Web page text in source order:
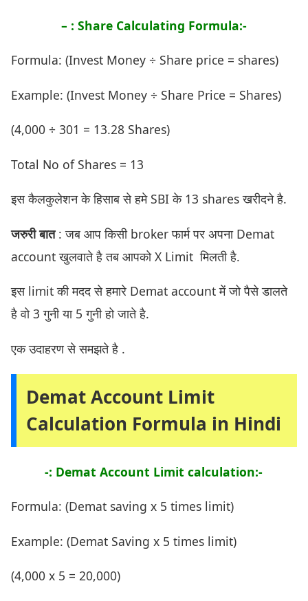
– : Share Calculating Formula:-
Formula: (Invest Money ÷ Share price = shares)
Example: (Invest Money ÷ Share Price = Shares)
(4,000 ÷ 301 = 13.28 Shares)
Total No of Shares = 13
इस कैलकुलेशन के हिसाब से हमे SBI के 13 shares खरीदने है.
जरुरी बात: जब आप किसी broker फार्म पर अपना Demat
account खुलवाते है तब आपको X Limit मिलती है.
इस limit की मदद से हमारे Demat account में जो पैसे डालते
है वो 3 गुनी या 5 गुनी हो जाते है.
एक उदाहरण से समझते है .
Demat Account Limit
Calculation Formula in Hindi
-: Demat Account Limit calculation:-
Formula: (Demat saving x 5 times limit)
Example: (Demat Saving x 5 times limit)
(4,000 x 5 = 20,000)